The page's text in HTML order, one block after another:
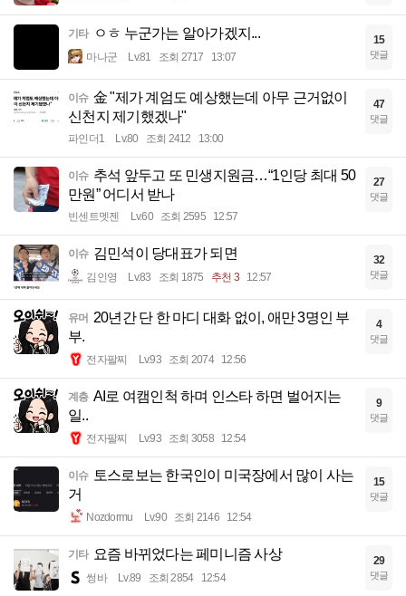
기타 ㅇㅎ 누군가는 알아가겠지...
마나군 Lv.81 조회 2717 13:07
15
댓글
이슈 金 "제가 계엄도 예상했는데 아무 근거없이
신천지 제기했겠나"
파인더1 Lv.80 조회 2412 13:00
47
댓글
이슈 추석 앞두고 또 민생지원금…“1인당 최대 50
만원” 어디서 받나
빈센트멧젠 Lv.60 조회 2595 12:57
27
댓글
이슈 김민석이 당대표가 되면
김인영 Lv.83 조회 1875 추천 3 12:57
32
댓글
유머 20년간 단 한 마디 대화 없이, 애만 3명인 부
부.
전자팔찌 Lv.93 조회 2074 12:56
4
댓글
계층 AI로 여캠인척 하며 인스타 하면 벌어지는
일..
전자팔찌 Lv.93 조회 3058 12:54
9
댓글
이슈
토스로보는 한국인이 미국장에서 많이 사는
거
Nozdormu Lv.90 조회 2146 12:54
15
댓글
기타 요즘 바뀌었다는 페미니즘 사상
썽바 Lv.89 조회 2854 12:54
29
댓글